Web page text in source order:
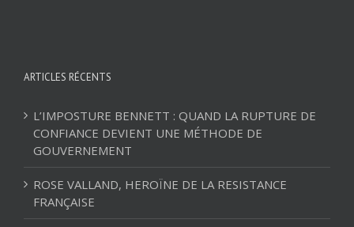
ARTICLES RÉCENTS
L’IMPOSTURE BENNETT : QUAND LA RUPTURE DE
CONFIANCE DEVIENT UNE MÉTHODE DE
GOUVERNEMENT
ROSE VALLAND, HEROÏNE DE LA RESISTANCE
FRANÇAISE